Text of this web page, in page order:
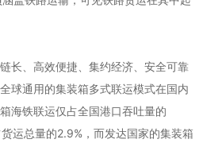
、高效便捷、集约经济、安全可靠
球通用的集装箱多式联运模式在国内
海铁联运仅占全国港口吞吐量的
运总量的2.9%，而发达国家的集装箱